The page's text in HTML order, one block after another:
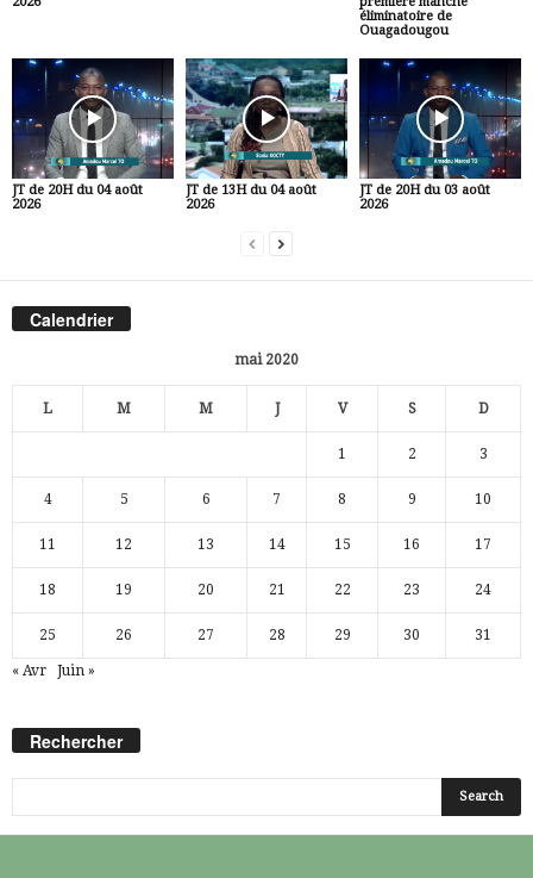
éliminatoire de
Ouagadougou
JT de 20H du 04 août
2026
JT de 13H du 04 août
2026
JT de 20H du 03 août
2026
Calendrier
mai 2020
L M M J V S D
1 2 3
4 5 6 7 8 9 10
11 12 13 14 15 16 17
18 19 20 21 22 23 24
25 26 27 28 29 30 31
« Avr Juin »
Rechercher